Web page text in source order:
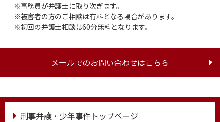
事務員が弁護士に取り次ぎます。
被害者の方のご相談は有料となる場合があります。
初回の弁護士相談は60分無料となります。
メールでのお問い合わせはこちら
刑事弁護・少年事件トップページ